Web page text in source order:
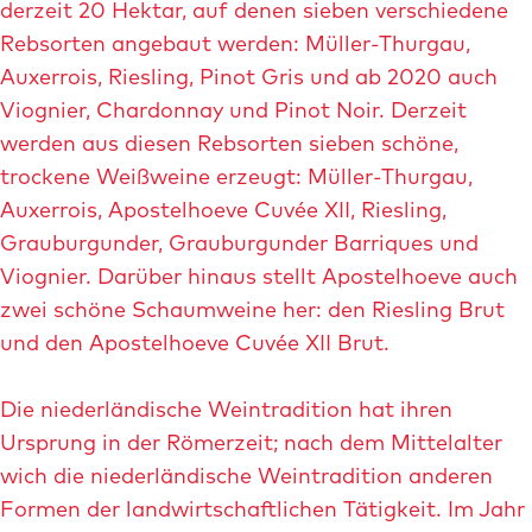
ö
ß
e
r
t
e
m
B
i
l
d
e
r
A
p
m
i
t
v
e
r
g
r
ö
ß
e
t
e
m
B
m
a
g
e
derzeit 20 Hektar, auf denen sieben verschiedene
Rebsorten angebaut werden: Müller-Thurgau,
Auxerrois, Riesling, Pinot Gris und ab 2020 auch
Viognier, Chardonnay und Pinot Noir. Derzeit
werden aus diesen Rebsorten sieben schöne,
trockene Weißweine erzeugt: Müller-Thurgau,
Auxerrois, Apostelhoeve Cuvée XII, Riesling,
Grauburgunder, Grauburgunder Barriques und
Viognier. Darüber hinaus stellt Apostelhoeve auch
zwei schöne Schaumweine her: den Riesling Brut
und den Apostelhoeve Cuvée XII Brut.
Die niederländische Weintradition hat ihren
Ursprung in der Römerzeit; nach dem Mittelalter
wich die niederländische Weintradition anderen
Formen der landwirtschaftlichen Tätigkeit. Im Jahr